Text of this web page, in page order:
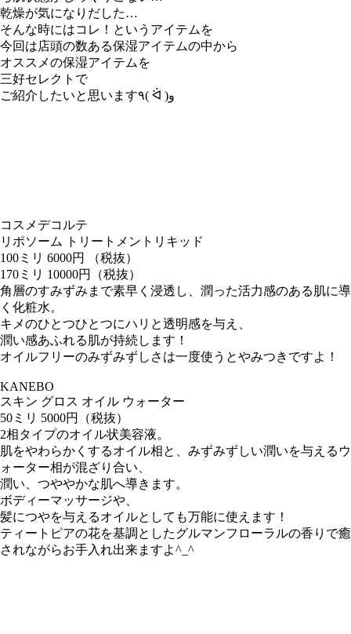
乾燥が気になりだした…
そんな時にはコレ！というアイテムを
今回は店頭の数ある保湿アイテムの中から
オススメの保湿アイテムを
三好セレクトで
ご紹介したいと思います٩( ᐛ )و
コスメデコルテ
リポソーム トリートメントリキッド
100ミリ 6000円 （税抜）
170ミリ 10000円（税抜）
角層のすみずみまで素早く浸透し、潤った活力感のある肌に導
く化粧水。
キメのひとつひとつにハリと透明感を与え、
潤い感あふれる肌が持続します！
オイルフリーのみずみずしさは一度使うとやみつきですよ！
KANEBO
スキン グロス オイル ウォーター
50ミリ 5000円（税抜）
2相タイプのオイル状美容液。
肌をやわらかくするオイル相と、みずみずしい潤いを与えるウ
ォーター相が混ざり合い、
潤い、つややかな肌へ導きます。
ボディーマッサージや、
髪につやを与えるオイルとしても万能に使えます！
ティートピアの花を基調としたグルマンフローラルの香りで癒
されながらお手入れ出来ますよ^_^